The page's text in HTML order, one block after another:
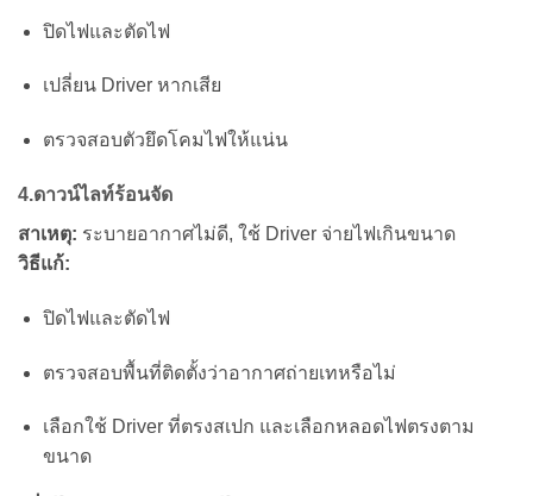
ปิดไฟและตัดไฟ
เปลี่ยน Driver หากเสีย
ตรวจสอบตัวยึดโคมไฟให้แน่น
4.ดาวน์ไลท์ร้อนจัด
สาเหตุ: ระบายอากาศไม่ดี, ใช้ Driver จ่ายไฟเกินขนาด
วิธีแก้:
ปิดไฟและตัดไฟ
ตรวจสอบพื้นที่ติดตั้งว่าอากาศถ่ายเทหรือไม่
เลือกใช้ Driver ที่ตรงสเปก และเลือกหลอดไฟตรงตาม
ขนาด